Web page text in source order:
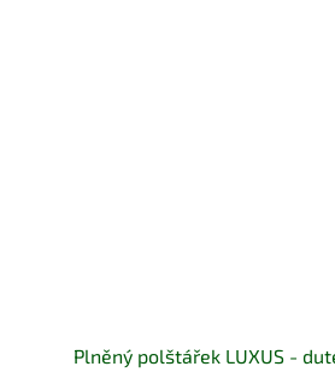
Plněný polštářek LUXUS -